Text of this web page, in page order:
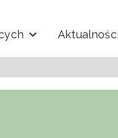
i
Aktualności